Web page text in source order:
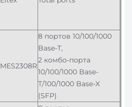
MES2308R
8 портов 10/100/1000
Base-T,
2 комбо-порта
10/100/1000 Base-
T/100/1000 Base-X
(SFP)